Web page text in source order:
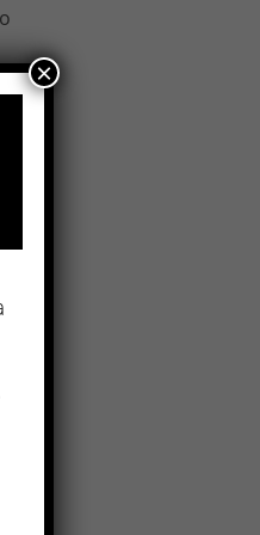
×